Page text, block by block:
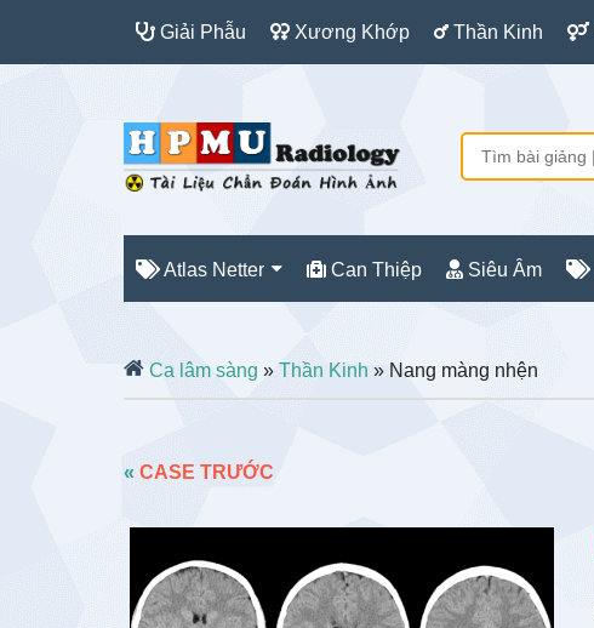
Giải Phẫu Xương Khớp Thần Kinh
Atlas Netter Can Thiệp Siêu Âm
Ca lâm sàng » Thần Kinh » Nang màng nhện
« CASE TRƯỚC